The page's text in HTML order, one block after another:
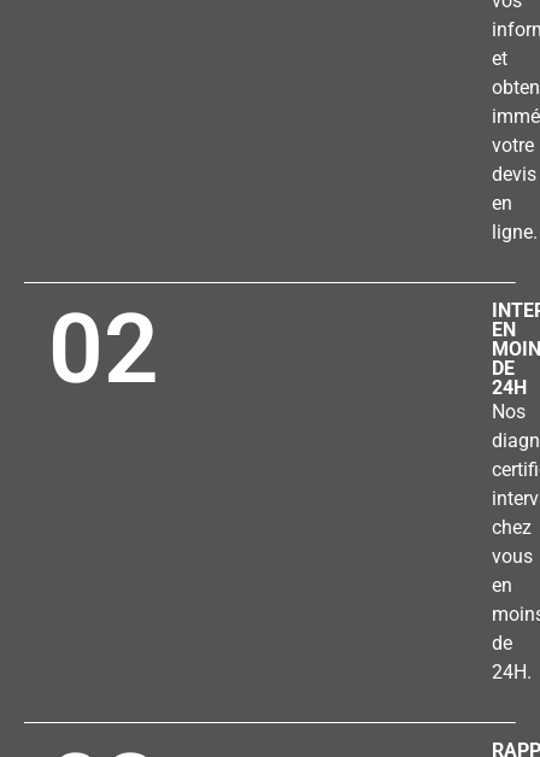
et
votre
devis
en
ligne.
02
EN
DE
24H
Nos
chez
vous
en
de
24H.